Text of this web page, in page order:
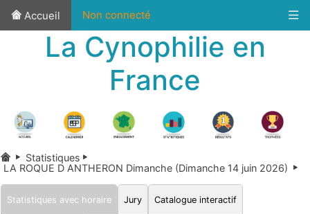
Accueil Non connecté
La Cynophilie en
France
Statistiques
LA ROQUE D ANTHERON Dimanche (Dimanche 14 juin 2026)
Statistiques avec horaire Jury Catalogue interactif